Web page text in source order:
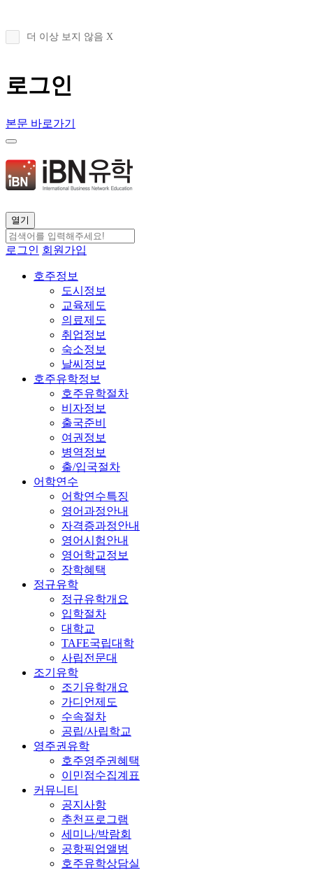
더 이상 보지 않음 X
로그인
본문 바로가기
열기
로그인 회원가입
호주정보
도시정보
교육제도
의료제도
취업정보
숙소정보
날씨정보
호주유학정보
호주유학절차
비자정보
출국준비
여권정보
병역정보
출/입국절차
어학연수
어학연수특징
영어과정안내
자격증과정안내
영어시험안내
영어학교정보
장학혜택
정규유학
정규유학개요
입학절차
대학교
TAFE국립대학
사립전문대
조기유학
조기유학개요
가디언제도
수속절차
공립/사립학교
영주권유학
호주영주권혜택
이민점수집계표
커뮤니티
공지사항
추천프로그램
세미나/박람회
공항픽업앨범
호주유학상담실